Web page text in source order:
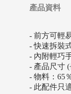
產品資料
- 前方可輕
- 快速拆裝
- 內附輕巧
- 產品尺寸 (
- 物料：65
- 此配件只